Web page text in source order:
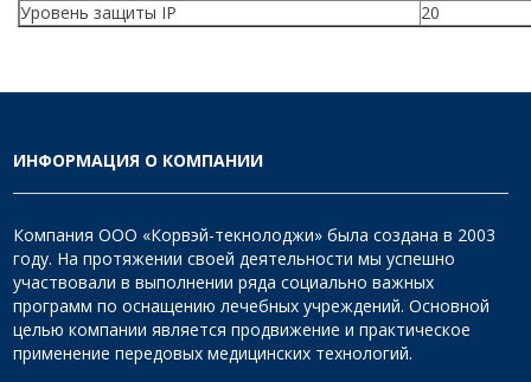
Уровень защиты IP
20
ИНФОРМАЦИЯ О КОМПАНИИ
Компания ООО «Корвэй-текнолоджи» была создана в 2003
году. На протяжении своей деятельности мы успешно
участвовали в выполнении ряда социально важных
программ по оснащению лечебных учреждений. Основной
целью компании является продвижение и практическое
применение передовых медицинских технологий.